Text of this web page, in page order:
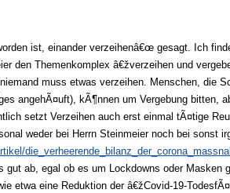
ist, einander verzeihenâ€œ gesagt. Ich
den Themenkomplex â€žverzeihen und
muss etwas verzeihen. Menschen, die
angehÃ¤uft), kÃ¶nnen um Vergebung bitten,
setzt Verzeihen auch erst einmal tÃ¤tige
weder bei Herrn Steinmeier noch bei sonst
ab, egal ob es um Lockdowns oder Masken
eine Reduktion der â€žCovid-19-